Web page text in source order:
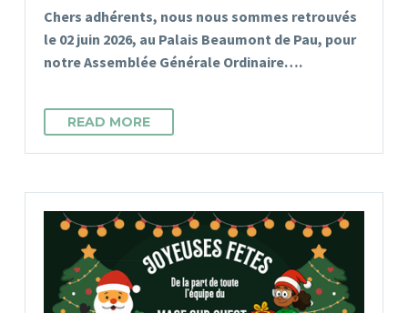
Chers adhérents, nous nous sommes retrouvés
le 02 juin 2026, au Palais Beaumont de Pau, pour
notre Assemblée Générale Ordinaire….
READ MORE